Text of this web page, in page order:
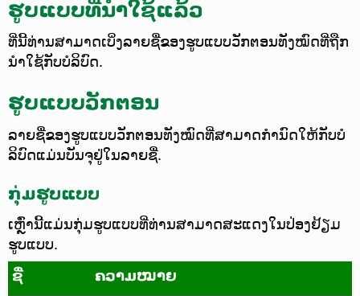
ຮູບແບບທີ່ນຳໃຊ້ແລ້ວ
ທີ່ນີ້ທ່ານສາມາດເບິ່ງລາຍຊື່ຂອງຮູບແບບວັກຕອນທັງໝົດທີ່ຖືກ
ນຳໃຊ້ກັບບໍລິບົດ.
ຮູບແບບວັກຕອນ
ລາຍຊື່ຂອງຮູບແບບວັກຕອນທັງໝົດທີ່ສາມາດກຳນົດໃຫ້ກັບບໍ
ລິບົດແມ່ນບັນຈຸຢູ່ໃນລາຍຊື່.
ກຸ່ມຮູບແບບ
ເຫຼົ່ານີ້ແມ່ນກຸ່ມຮູບແບບທີ່ທ່ານສາມາດສະແດງໃນປ່ອງຢ້ຽມ
ຮູບແບບ.
ຊື່
ຄວາມໝາຍ